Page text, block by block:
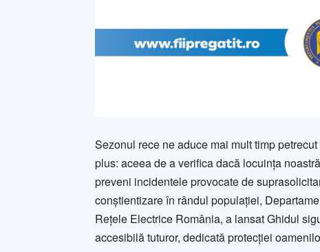
Sezonul rece ne aduce mai mult timp
plus: aceea de a verifica dacă locuința
preveni incidentele provocate de
conștientizare în rândul populației,
Rețele Electrice România, a lansat Ghidul
accesibilă tuturor, dedicată protecției